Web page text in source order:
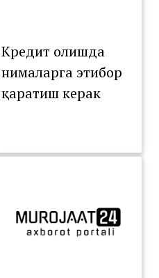
Кредит олишда
нималарга этибор
қаратиш керак